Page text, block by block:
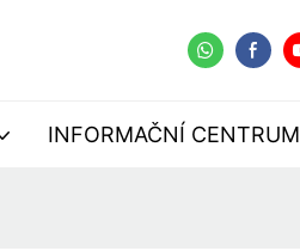
INFORMAČNÍ CENTRUM